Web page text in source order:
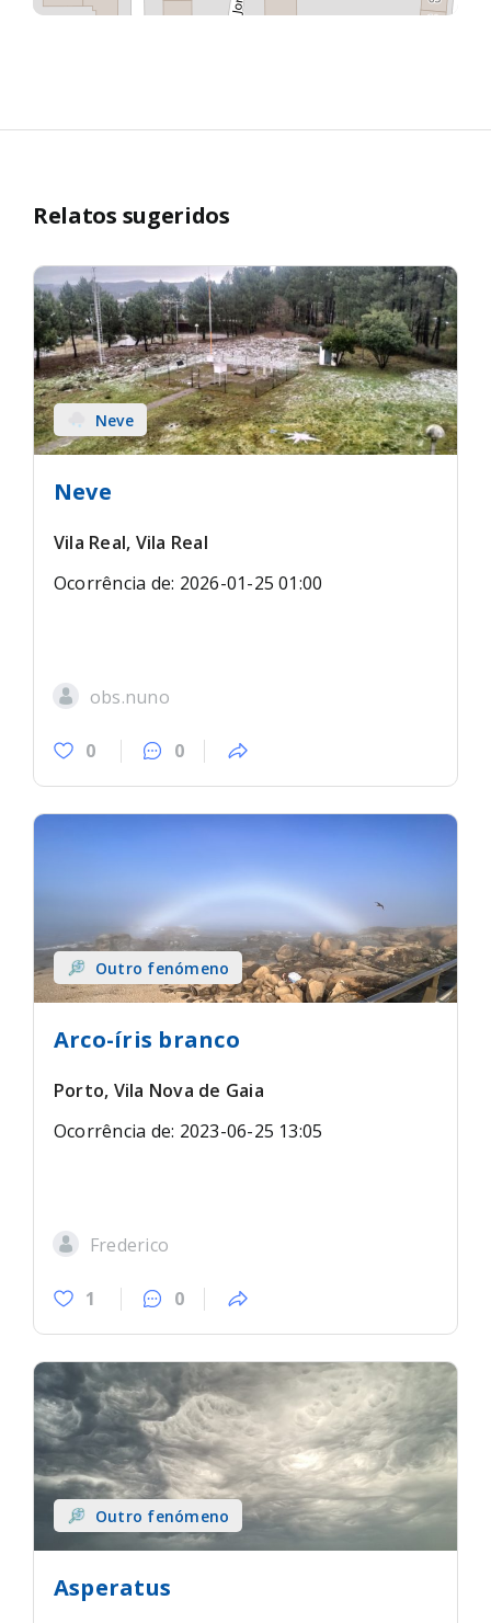
Relatos sugeridos
Neve
Neve
Vila Real, Vila Real
Ocorrência de: 2026-01-25 01:00
obs.nuno
0 0
Outro fenómeno
Arco-íris branco
Porto, Vila Nova de Gaia
Ocorrência de: 2023-06-25 13:05
Frederico
1 0
Outro fenómeno
Asperatus